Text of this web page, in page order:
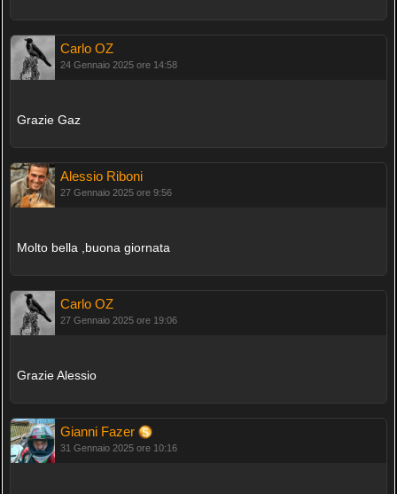
Carlo OZ
24 Gennaio 2025 ore 14:58
Grazie Gaz
Alessio Riboni
27 Gennaio 2025 ore 9:56
Molto bella ,buona giornata
Carlo OZ
27 Gennaio 2025 ore 19:06
Grazie Alessio
Gianni Fazer
31 Gennaio 2025 ore 10:16